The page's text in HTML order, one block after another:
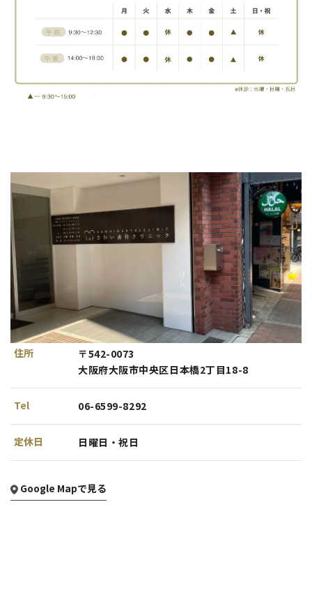
住所
〒542-0073
大阪府大阪市中央区日本橋2丁目18-8
Tel 06-6599-8292
定休日 日曜日・祝日
Google Mapで見る